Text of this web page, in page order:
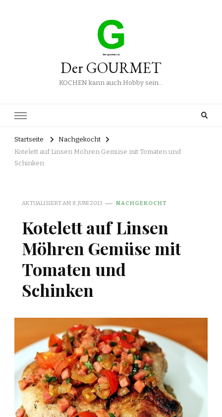
Der GOURMET
KOCHEN kann auch Hobby sein…
Startseite
Nachgekocht
Kotelett auf Linsen Möhren Gemüse mit Tomaten und
Schinken
AKTUALISIERT AM 8. JUNI 2013 NACHGEKOCHT
Kotelett auf Linsen
Möhren Gemüse mit
Tomaten und
Schinken